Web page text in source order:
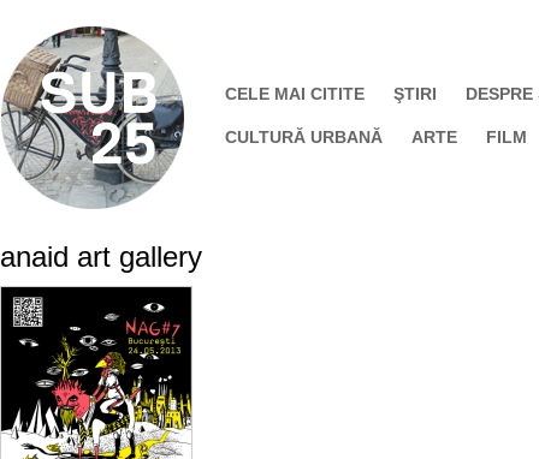
CELE MAI CITITE ŞTIRI DESPRE
CULTURĂ URBANĂ ARTE FILM
anaid art gallery